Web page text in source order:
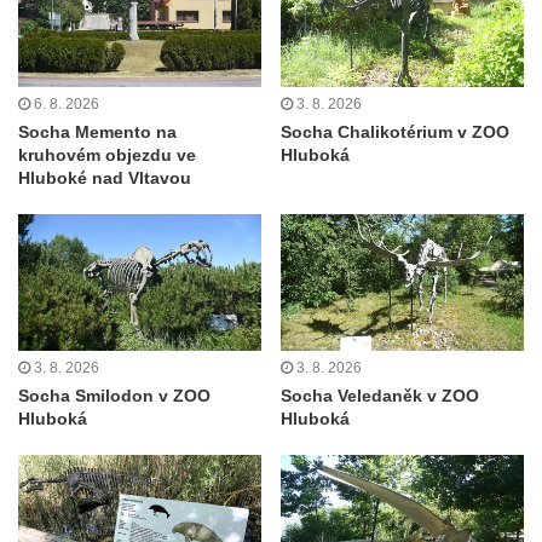
Socha Dívka s mušlí v ZOO Leipzig
Socha Tygr v ZOO Leipzig
Socha Atlet v ZOO Leipzig
Socha Marabu v ZOO Leipzig
Busta Karla Maxe Schneidera v ZOO
Socha Iásón v ZOO Leipzig
Socha Mladý slon v ZOO Leipzig
Socha Býk v ZOO Dresden
Socha Uprchlý otrok bojuje s divokým psem
v ZOO Dresden
Socha slona v ZOO Dresden
Socha Faun s medvíďaty v ZOO Dresden
6. 8. 2026
Socha Memento na
kruhovém objezdu ve
Hluboké nad Vltavou
3. 8. 2026
Socha Chalikotérium v ZOO
Hluboká
3. 8. 2026
Socha Smilodon v ZOO
Hluboká
3. 8. 2026
Socha Veledaněk v ZOO
Hluboká